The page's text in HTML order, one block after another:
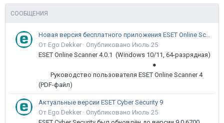
СООБЩЕНИЯ
Новая версия бесплатного приложения ESET Online Scanner доступна пользователям
От Ego Dekker · Опубликовано Июль 25
ESET Online Scanner 4.0.1 (Windows 10/11, 64-разрядная)
●
Руководство пользователя ESET Online Scanner 4
(PDF-файл)
Актуальные версии ESET Cyber Security 9
От Ego Dekker · Опубликовано Июль 25